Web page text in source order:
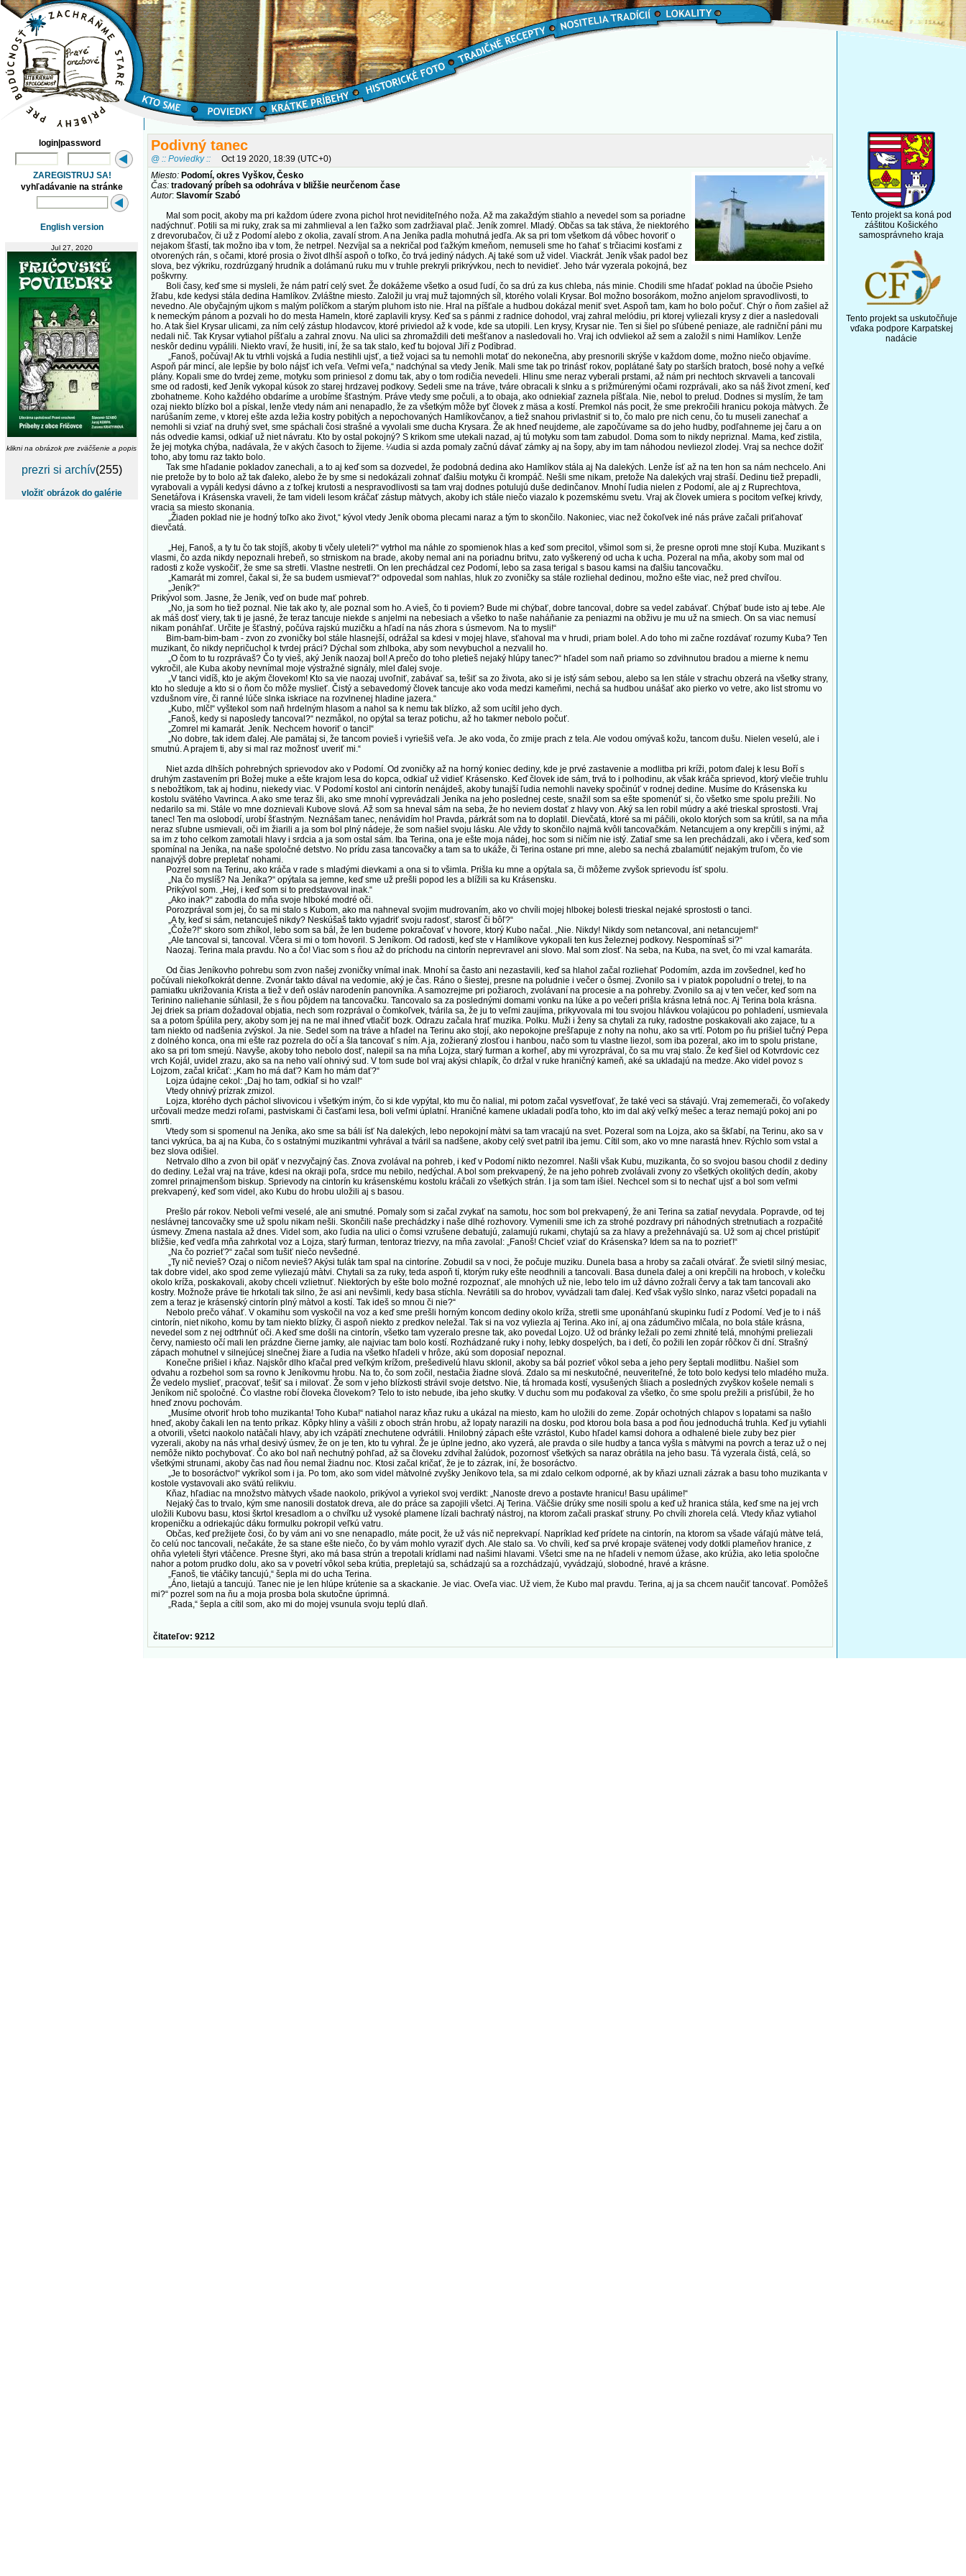
login|password
ZAREGISTRUJ SA!
vyhľadávanie na stránke
English version
Jul 27, 2020
klikni na obrázok pre zväčšenie a popis
prezri si archív(255)
vložiť obrázok do galérie
Podivný tanec
@ :: Poviedky ::
Oct 19 2020, 18:39 (UTC+0)
Miesto: Podomí, okres Vyškov, Česko
Čas: tradovaný príbeh sa odohráva v bližšie neurčenom čase
Autor: Slavomír Szabó
Mal som pocit, akoby ma pri každom údere zvona pichol hrot neviditeľného noža. Až ma zakaždým stiahlo a nevedel som sa poriadne
nadýchnuť. Potili sa mi ruky, zrak sa mi zahmlieval a len ťažko som zadržiaval plač. Jeník zomrel. Mladý. Občas sa tak stáva, že niektorého
z drevorubačov, či už z Podomí alebo z okolia, zavalí strom. A na Jeníka padla mohutná jedľa. Ak sa pri tom všetkom dá vôbec hovoriť o
nejakom šťastí, tak možno iba v tom, že netrpel. Nezvíjal sa a nekričal pod ťažkým kmeňom, nemuseli sme ho ťahať s trčiacimi kosťami z
otvorených rán, s očami, ktoré prosia o život dlhší aspoň o toľko, čo trvá jediný nádych. Aj také som už videl. Viackrát. Jeník však padol bez
slova, bez výkriku, rozdrúzganý hrudník a dolámanú ruku mu v truhle prekryli prikrývkou, nech to nevidieť. Jeho tvár vyzerala pokojná, bez
poškvrny.
Boli časy, keď sme si mysleli, že nám patrí celý svet. Že dokážeme všetko a osud ľudí, čo sa drú za kus chleba, nás minie. Chodili sme hľadať poklad na úbočie Psieho
žľabu, kde kedysi stála dedina Hamlíkov. Zvláštne miesto. Založil ju vraj muž tajomných síl, ktorého volali Krysar. Bol možno bosorákom, možno anjelom spravodlivosti, to
nevedno. Ale obyčajným ujkom s malým políčkom a starým pluhom isto nie. Hral na píšťale a hudbou dokázal meniť svet. Aspoň tam, kam ho bolo počuť. Chýr o ňom zašiel až
k nemeckým pánom a pozvali ho do mesta Hameln, ktoré zaplavili krysy. Keď sa s pánmi z radnice dohodol, vraj zahral melódiu, pri ktorej vyliezali krysy z dier a nasledovali
ho. A tak šiel Krysar ulicami, za ním celý zástup hlodavcov, ktoré priviedol až k vode, kde sa utopili. Len krysy, Krysar nie. Ten si šiel po sľúbené peniaze, ale radniční páni mu
nedali nič. Tak Krysar vytiahol píšťalu a zahral znovu. Na ulici sa zhromaždili deti mešťanov a nasledovali ho. Vraj ich odvliekol až sem a založil s nimi Hamlíkov. Lenže
neskôr dedinu vypálili. Niekto vraví, že husiti, iní, že sa tak stalo, keď tu bojoval Jiří z Podìbrad.
„Fanoš, počúvaj! Ak tu vtrhli vojská a ľudia nestihli ujsť, a tiež vojaci sa tu nemohli motať do nekonečna, aby presnorili skrýše v každom dome, možno niečo objavíme.
Aspoň pár mincí, ale lepšie by bolo nájsť ich veľa. Veľmi veľa,“ nadchýnal sa vtedy Jeník. Mali sme tak po trinásť rokov, poplátané šaty po starších bratoch, bosé nohy a veľké
plány. Kopali sme do tvrdej zeme, motyku som priniesol z domu tak, aby o tom rodičia nevedeli. Hlinu sme neraz vyberali prstami, až nám pri nechtoch skrvaveli a tancovali
sme od radosti, keď Jeník vykopal kúsok zo starej hrdzavej podkovy. Sedeli sme na tráve, tváre obracali k slnku a s prižmúrenými očami rozprávali, ako sa náš život zmení, keď
zbohatneme. Koho každého obdaríme a urobíme šťastným. Práve vtedy sme počuli, a to obaja, ako odniekiaľ zaznela píšťala. Nie, nebol to prelud. Dodnes si myslím, že tam
ozaj niekto blízko bol a pískal, lenže vtedy nám ani nenapadlo, že za všetkým môže byť človek z mäsa a kostí. Premkol nás pocit, že sme prekročili hranicu pokoja màtvych. Že
narúšaním zeme, v ktorej ešte azda ležia kostry pobitých a nepochovaných Hamlíkovčanov, a tiež snahou privlastniť si to, čo malo pre nich cenu, čo tu museli zanechať a
nemohli si vziať na druhý svet, sme spáchali čosi strašné a vyvolali sme ducha Krysara. Že ak hneď neujdeme, ale započúvame sa do jeho hudby, podľahneme jej čaru a on
nás odvedie kamsi, odkiaľ už niet návratu. Kto by ostal pokojný? S krikom sme utekali nazad, aj tú motyku som tam zabudol. Doma som to nikdy nepriznal. Mama, keď zistila,
že jej motyka chýba, nadávala, že v akých časoch to žijeme. ¼udia si azda pomaly začnú dávať zámky aj na šopy, aby im tam náhodou nevliezol zlodej. Vraj sa nechce dožiť
toho, aby tomu raz takto bolo.
Tak sme hľadanie pokladov zanechali, a to aj keď som sa dozvedel, že podobná dedina ako Hamlíkov stála aj Na dalekých. Lenže ísť až na ten hon sa nám nechcelo. Ani
nie pretože by to bolo až tak ďaleko, alebo že by sme si nedokázali zohnať ďalšiu motyku či krompáč. Nešli sme nikam, pretože Na dalekých vraj straší. Dedinu tiež prepadli,
vyrabovali a vypáli kedysi dávno a z toľkej krutosti a nespravodlivosti sa tam vraj dodnes potulujú duše dedinčanov. Mnohí ľudia nielen z Podomí, ale aj z Ruprechtova,
Senetářova i Krásenska vraveli, že tam videli lesom kráčať zástup màtvych, akoby ich stále niečo viazalo k pozemskému svetu. Vraj ak človek umiera s pocitom veľkej krivdy,
vracia sa miesto skonania.
„Žiaden poklad nie je hodný toľko ako život,“ kývol vtedy Jeník oboma plecami naraz a tým to skončilo. Nakoniec, viac než čokoľvek iné nás práve začali priťahovať
dievčatá.
„Hej, Fanoš, a ty tu čo tak stojíš, akoby ti včely uleteli?“ vytrhol ma náhle zo spomienok hlas a keď som precitol, všimol som si, že presne oproti mne stojí Kuba. Muzikant s
vlasmi, čo azda nikdy nepoznali hrebeň, so strniskom na brade, akoby nemal ani na poriadnu britvu, zato vyškerený od ucha k ucha. Pozeral na mňa, akoby som mal od
radosti z kože vyskočiť, že sme sa stretli. Vlastne nestretli. On len prechádzal cez Podomí, lebo sa zasa terigal s basou kamsi na ďalšiu tancovačku.
„Kamarát mi zomrel, čakal si, že sa budem usmievať?“ odpovedal som nahlas, hluk zo zvoničky sa stále rozliehal dedinou, možno ešte viac, než pred chvíľou.
„Jeník?“
Prikývol som. Jasne, že Jeník, veď on bude mať pohreb.
„No, ja som ho tiež poznal. Nie tak ako ty, ale poznal som ho. A vieš, čo ti poviem? Bude mi chýbať, dobre tancoval, dobre sa vedel zabávať. Chýbať bude isto aj tebe. Ale
ak máš dosť viery, tak ti je jasné, že teraz tancuje niekde s anjelmi na nebesiach a všetko to naše naháňanie za peniazmi na obživu je mu už na smiech. On sa viac nemusí
nikam ponáhľať. Určite je šťastný, počúva rajskú muzičku a hľadí na nás zhora s úsmevom. Na to mysli!“
Bim-bam-bim-bam - zvon zo zvoničky bol stále hlasnejší, odrážal sa kdesi v mojej hlave, sťahoval ma v hrudi, priam bolel. A do toho mi začne rozdávať rozumy Kuba? Ten
muzikant, čo nikdy nepričuchol k tvrdej práci? Dýchal som zhlboka, aby som nevybuchol a nezvalil ho.
„O čom to tu rozprávaš? Čo ty vieš, aký Jeník naozaj bol! A prečo do toho pletieš nejaký hlúpy tanec?“ hľadel som naň priamo so zdvihnutou bradou a mierne k nemu
vykročil, ale Kuba akoby nevnímal moje výstražné signály, mlel ďalej svoje.
„V tanci vidíš, kto je akým človekom! Kto sa vie naozaj uvoľniť, zabávať sa, tešiť sa zo života, ako si je istý sám sebou, alebo sa len stále v strachu obzerá na všetky strany,
kto ho sleduje a kto si o ňom čo môže myslieť. Čistý a sebavedomý človek tancuje ako voda medzi kameňmi, nechá sa hudbou unášať ako pierko vo vetre, ako list stromu vo
vzdušnom víre, či ranné lúče slnka iskriace na rozvlnenej hladine jazera.“
„Kubo, mlč!“ vyštekol som naň hrdelným hlasom a nahol sa k nemu tak blízko, až som ucítil jeho dych.
„Fanoš, kedy si naposledy tancoval?“ nezmåkol, no opýtal sa teraz potichu, až ho takmer nebolo počuť.
„Zomrel mi kamarát. Jeník. Nechcem hovoriť o tanci!“
„No dobre, tak idem ďalej. Ale pamätaj si, že tancom povieš i vyriešiš veľa. Je ako voda, čo zmije prach z tela. Ale vodou omývaš kožu, tancom dušu. Nielen veselú, ale i
smutnú. A prajem ti, aby si mal raz možnosť uveriť mi.“
Niet azda dlhších pohrebných sprievodov ako v Podomí. Od zvoničky až na horný koniec dediny, kde je prvé zastavenie a modlitba pri kríži, potom ďalej k lesu Boří s
druhým zastavením pri Božej muke a ešte krajom lesa do kopca, odkiaľ už vidieť Krásensko. Keď človek ide sám, trvá to i polhodinu, ak však kráča sprievod, ktorý vlečie truhlu
s nebožtíkom, tak aj hodinu, niekedy viac. V Podomí kostol ani cintorín nenájdeš, akoby tunajší ľudia nemohli naveky spočinúť v rodnej dedine. Musíme do Krásenska ku
kostolu svätého Vavrinca. A ako sme teraz šli, ako sme mnohí vyprevádzali Jeníka na jeho poslednej ceste, snažil som sa ešte spomenúť si, čo všetko sme spolu prežili. No
nedarilo sa mi. Stále vo mne doznievali Kubove slová. Až som sa hneval sám na seba, že ho neviem dostať z hlavy von. Aký sa len robil múdry a aké trieskal sprostosti. Vraj
tanec! Ten ma oslobodí, urobí šťastným. Neznášam tanec, nenávidím ho! Pravda, párkrát som na to doplatil. Dievčatá, ktoré sa mi páčili, okolo ktorých som sa krútil, sa na mňa
neraz sľubne usmievali, oči im žiarili a ja som bol plný nádeje, že som našiel svoju lásku. Ale vždy to skončilo najmä kvôli tancovačkám. Netancujem a ony krepčili s inými, až
sa im z toho celkom zamotali hlavy i srdcia a ja som ostal sám. Iba Terina, ona je ešte moja nádej, hoc som si ničím nie istý. Zatiaľ sme sa len prechádzali, ako i včera, keď som
spomínal na Jeníka, na naše spoločné detstvo. No prídu zasa tancovačky a tam sa to ukáže, či Terina ostane pri mne, alebo sa nechá zbalamútiť nejakým truľom, čo vie
nanajvýš dobre prepletať nohami.
Pozrel som na Terinu, ako kráča v rade s mladými dievkami a ona si to všimla. Prišla ku mne a opýtala sa, či môžeme zvyšok sprievodu ísť spolu.
„Na čo myslíš? Na Jeníka?“ opýtala sa jemne, keď sme už prešli popod les a blížili sa ku Krásensku.
Prikývol som. „Hej, i keď som si to predstavoval inak.“
„Ako inak?“ zabodla do mňa svoje hlboké modré oči.
Porozprával som jej, čo sa mi stalo s Kubom, ako ma nahneval svojim mudrovaním, ako vo chvíli mojej hlbokej bolesti trieskal nejaké sprostosti o tanci.
„A ty, keď si sám, netancuješ nikdy? Neskúšaš takto vyjadriť svoju radosť, starosť či bôľ?“
„Čože?!“ skoro som zhíkol, lebo som sa bál, že len budeme pokračovať v hovore, ktorý Kubo načal. „Nie. Nikdy! Nikdy som netancoval, ani netancujem!“
„Ale tancoval si, tancoval. Včera si mi o tom hovoril. S Jeníkom. Od radosti, keď ste v Hamlíkove vykopali ten kus železnej podkovy. Nespomínaš si?“
Naozaj. Terina mala pravdu. No a čo! Viac som s ňou až do príchodu na cintorín neprevravel ani slovo. Mal som zlosť. Na seba, na Kuba, na svet, čo mi vzal kamaráta.
Od čias Jeníkovho pohrebu som zvon našej zvoničky vnímal inak. Mnohí sa často ani nezastavili, keď sa hlahol začal rozliehať Podomím, azda im zovšednel, keď ho
počúvali niekoľkokrát denne. Zvonár takto dával na vedomie, aký je čas. Ráno o šiestej, presne na poludnie i večer o ôsmej. Zvonilo sa i v piatok popoludní o tretej, to na
pamiatku ukrižovania Krista a tiež v deň osláv narodenín panovníka. A samozrejme pri požiaroch, zvolávaní na procesie a na pohreby. Zvonilo sa aj v ten večer, keď som na
Terinino naliehanie súhlasil, že s ňou pôjdem na tancovačku. Tancovalo sa za poslednými domami vonku na lúke a po večeri prišla krásna letná noc. Aj Terina bola krásna.
Jej driek sa priam dožadoval objatia, nech som rozprával o čomkoľvek, tvárila sa, že ju to veľmi zaujíma, prikyvovala mi tou svojou hlávkou volajúcou po pohladení, usmievala
sa a potom špúlila pery, akoby som jej na ne mal ihneď vtlačiť bozk. Odrazu začala hrať muzika. Polku. Muži i ženy sa chytali za ruky, radostne poskakovali ako zajace, tu a
tam niekto od nadšenia zvýskol. Ja nie. Sedel som na tráve a hľadel na Terinu ako stojí, ako nepokojne prešľapuje z nohy na nohu, ako sa vrtí. Potom po ňu prišiel tučný Pepa
z dolného konca, ona mi ešte raz pozrela do očí a šla tancovať s ním. A ja, zožieraný zlosťou i hanbou, načo som tu vlastne liezol, som iba pozeral, ako im to spolu pristane,
ako sa pri tom smejú. Navyše, akoby toho nebolo dosť, nalepil sa na mňa Lojza, starý furman a korheľ, aby mi vyrozprával, čo sa mu vraj stalo. Že keď šiel od Kotvrdovic cez
vrch Kojál, uvidel zrazu, ako sa na neho valí ohnivý sud. V tom sude bol vraj akýsi chlapík, čo držal v ruke hraničný kameň, aké sa ukladajú na medze. Ako videl povoz s
Lojzom, začal kričať: „Kam ho má dať? Kam ho mám dať?“
Lojza údajne cekol: „Daj ho tam, odkiaľ si ho vzal!“
Vtedy ohnivý prízrak zmizol.
Lojza, ktorého dych páchol slivovicou i všetkým iným, čo si kde vypýtal, kto mu čo nalial, mi potom začal vysvetľovať, že také veci sa stávajú. Vraj zememerači, čo voľakedy
určovali medze medzi roľami, pastviskami či časťami lesa, boli veľmi úplatní. Hraničné kamene ukladali podľa toho, kto im dal aký veľký mešec a teraz nemajú pokoj ani po
smrti.
Vtedy som si spomenul na Jeníka, ako sme sa báli ísť Na dalekých, lebo nepokojní màtvi sa tam vracajú na svet. Pozeral som na Lojza, ako sa škľabí, na Terinu, ako sa v
tanci vykrúca, ba aj na Kuba, čo s ostatnými muzikantmi vyhrával a tváril sa nadšene, akoby celý svet patril iba jemu. Cítil som, ako vo mne narastá hnev. Rýchlo som vstal a
bez slova odišiel.
Netrvalo dlho a zvon bil opäť v nezvyčajný čas. Znova zvolával na pohreb, i keď v Podomí nikto nezomrel. Našli však Kubu, muzikanta, čo so svojou basou chodil z dediny
do dediny. Ležal vraj na tráve, kdesi na okraji poľa, srdce mu nebilo, nedýchal. A bol som prekvapený, že na jeho pohreb zvolávali zvony zo všetkých okolitých dedín, akoby
zomrel prinajmenšom biskup. Sprievody na cintorín ku krásenskému kostolu kráčali zo všetkých strán. I ja som tam išiel. Nechcel som si to nechať ujsť a bol som veľmi
prekvapený, keď som videl, ako Kubu do hrobu uložili aj s basou.
Prešlo pár rokov. Neboli veľmi veselé, ale ani smutné. Pomaly som si začal zvykať na samotu, hoc som bol prekvapený, že ani Terina sa zatiaľ nevydala. Popravde, od tej
neslávnej tancovačky sme už spolu nikam nešli. Skončili naše prechádzky i naše dlhé rozhovory. Vymenili sme ich za strohé pozdravy pri náhodných stretnutiach a rozpačité
úsmevy. Zmena nastala až dnes. Videl som, ako ľudia na ulici o čomsi vzrušene debatujú, zalamujú rukami, chytajú sa za hlavy a prežehnávajú sa. Už som aj chcel pristúpiť
bližšie, keď vedľa mňa zahrkotal voz a Lojza, starý furman, tentoraz triezvy, na mňa zavolal: „Fanoš! Chcieť vziať do Krásenska? Idem sa na to pozrieť!“
„Na čo pozrieť?“ začal som tušiť niečo nevšedné.
„Ty nič nevieš? Ozaj o ničom nevieš? Akýsi tulák tam spal na cintoríne. Zobudil sa v noci, že počuje muziku. Dunela basa a hroby sa začali otvárať. Že svietil silný mesiac,
tak dobre videl, ako spod zeme vyliezajú màtvi. Chytali sa za ruky, teda aspoň tí, ktorým ruky ešte neodhnili a tancovali. Basa dunela ďalej a oni krepčili na hroboch, v kolečku
okolo kríža, poskakovali, akoby chceli vzlietnuť. Niektorých by ešte bolo možné rozpoznať, ale mnohých už nie, lebo telo im už dávno zožrali červy a tak tam tancovali ako
kostry. Možnože práve tie hrkotali tak silno, že asi ani nevšimli, kedy basa stíchla. Nevrátili sa do hrobov, vyvádzali tam ďalej. Keď však vyšlo slnko, naraz všetci popadali na
zem a teraz je krásenský cintorín plný màtvol a kostí. Tak ideš so mnou či nie?“
Nebolo prečo váhať. V okamihu som vyskočil na voz a keď sme prešli horným koncom dediny okolo kríža, stretli sme uponáhľanú skupinku ľudí z Podomí. Veď je to i náš
cintorín, niet nikoho, komu by tam niekto blízky, či aspoň niekto z predkov neležal. Tak si na voz vyliezla aj Terina. Ako iní, aj ona zádumčivo mlčala, no bola stále krásna,
nevedel som z nej odtrhnúť oči. A keď sme došli na cintorín, všetko tam vyzeralo presne tak, ako povedal Lojzo. Už od bránky ležali po zemi zhnité telá, mnohými preliezali
červy, namiesto očí mali len prázdne čierne jamky, ale najviac tam bolo kostí. Rozhádzané ruky i nohy, lebky dospelých, ba i detí, čo požili len zopár rôčkov či dní. Strašný
zápach mohutnel v silnejúcej slnečnej žiare a ľudia na všetko hľadeli v hrôze, akú som doposiaľ nepoznal.
Konečne prišiel i kňaz. Najskôr dlho kľačal pred veľkým krížom, prešedivelú hlavu sklonil, akoby sa bál pozrieť vôkol seba a jeho pery šeptali modlitbu. Našiel som
odvahu a rozbehol som sa rovno k Jeníkovmu hrobu. Na to, čo som zočil, nestačia žiadne slová. Zdalo sa mi neskutočné, neuveriteľné, že toto bolo kedysi telo mladého muža.
Že vedelo myslieť, pracovať, tešiť sa i milovať. Že som v jeho blízkosti strávil svoje detstvo. Nie, tá hromada kostí, vysušených šliach a posledných zvyškov košele nemali s
Jeníkom nič spoločné. Čo vlastne robí človeka človekom? Telo to isto nebude, iba jeho skutky. V duchu som mu poďakoval za všetko, čo sme spolu prežili a prisľúbil, že ho
hneď znovu pochovám.
„Musíme otvoriť hrob toho muzikanta! Toho Kuba!“ natiahol naraz kňaz ruku a ukázal na miesto, kam ho uložili do zeme. Zopár ochotných chlapov s lopatami sa našlo
hneď, akoby čakali len na tento príkaz. Kôpky hliny a vàšili z oboch strán hrobu, až lopaty narazili na dosku, pod ktorou bola basa a pod ňou jednoduchá truhla. Keď ju vytiahli
a otvorili, všetci naokolo natàčali hlavy, aby ich vzápätí znechutene odvrátili. Hnilobný zápach ešte vzrástol, Kubo hľadel kamsi dohora a odhalené biele zuby bez pier
vyzerali, akoby na nás vrhal desivý úsmev, že on je ten, kto tu vyhral. Že je úplne jedno, ako vyzerá, ale pravda o sile hudby a tanca vyšla s màtvymi na povrch a teraz už o nej
nemôže nikto pochybovať. Čo ako bol naň nechutný pohľad, až sa človeku zdvíhal žalúdok, pozornosť všetkých sa naraz obrátila na jeho basu. Tá vyzerala čistá, celá, so
všetkými strunami, akoby čas nad ňou nemal žiadnu noc. Ktosi začal kričať, že je to zázrak, iní, že bosoráctvo.
„Je to bosoráctvo!“ vykríkol som i ja. Po tom, ako som videl màtvolné zvyšky Jeníkovo tela, sa mi zdalo celkom odporné, ak by kňazi uznali zázrak a basu toho muzikanta v
kostole vystavovali ako svätú relikviu.
Kňaz, hľadiac na množstvo màtvych všade naokolo, prikývol a vyriekol svoj verdikt: „Nanoste drevo a postavte hranicu! Basu upálime!“
Nejaký čas to trvalo, kým sme nanosili dostatok dreva, ale do práce sa zapojili všetci. Aj Terina. Väčšie drúky sme nosili spolu a keď už hranica stála, keď sme na jej vrch
uložili Kubovu basu, ktosi škrtol kresadlom a o chvíľku už vysoké plamene lízali bachratý nástroj, na ktorom začali praskať struny. Po chvíli zhorela celá. Vtedy kňaz vytiahol
kropeničku a odriekajúc dáku formulku pokropil veľkú vatru.
Občas, keď prežijete čosi, čo by vám ani vo sne nenapadlo, máte pocit, že už vás nič neprekvapí. Napríklad keď prídete na cintorín, na ktorom sa všade váľajú màtve telá,
čo celú noc tancovali, nečakáte, že sa stane ešte niečo, čo by vám mohlo vyraziť dych. Ale stalo sa. Vo chvíli, keď sa prvé kropaje svätenej vody dotkli plameňov hranice, z
ohňa vyleteli štyri vtáčence. Presne štyri, ako má basa strún a trepotali krídlami nad našimi hlavami. Všetci sme na ne hľadeli v nemom úžase, ako krúžia, ako letia spoločne
nahor a potom prudko dolu, ako sa v povetrí vôkol seba krútia, prepletajú sa, schádzajú sa a rozchádzajú, vyvádzajú, slobodné, hravé a krásne.
„Fanoš, tie vtáčiky tancujú,“ šepla mi do ucha Terina.
„Áno, lietajú a tancujú. Tanec nie je len hlúpe krútenie sa a skackanie. Je viac. Oveľa viac. Už viem, že Kubo mal pravdu. Terina, aj ja sa chcem naučiť tancovať. Pomôžeš
mi?“ pozrel som na ňu a moja prosba bola skutočne úprimná.
„Rada,“ šepla a cítil som, ako mi do mojej vsunula svoju teplú dlaň.
čitateľov: 9212
Tento projekt sa koná pod
záštitou Košického
samosprávneho kraja
Tento projekt sa uskutočňuje
vďaka podpore Karpatskej
nadácie